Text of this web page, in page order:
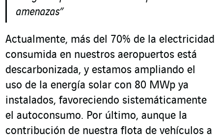
amenazas”
Actualmente, más del 70% de la electricidad
consumida en nuestros aeropuertos está
descarbonizada, y estamos ampliando el
uso de la energía solar con 80 MWp ya
instalados, favoreciendo sistemáticamente
el autoconsumo. Por último, aunque la
contribución de nuestra flota de vehículos a